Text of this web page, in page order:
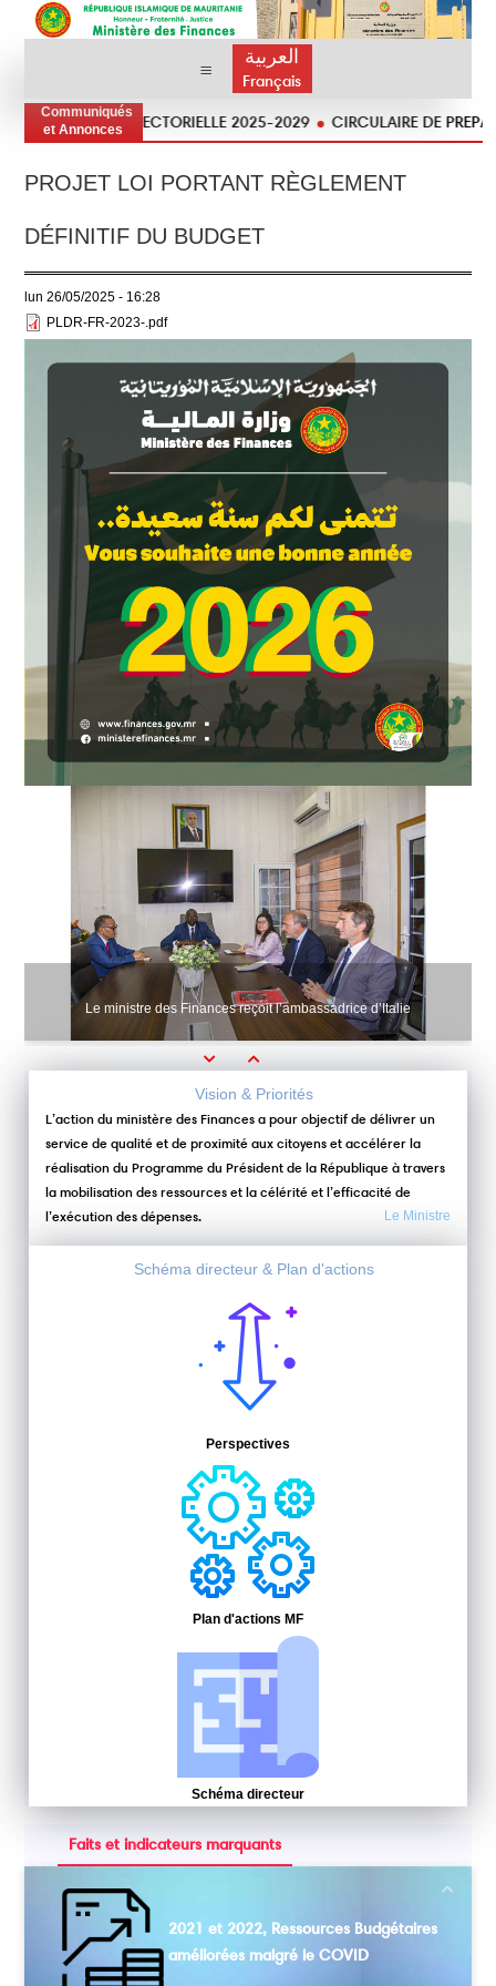
العربية
Français
Communiqués
et Annonces
STRATÉGIE SECTORIELLE 2025-2029 CIRCULAIRE DE
PROJET LOI PORTANT RÈGLEMENT
DÉFINITIF DU BUDGET
lun 26/05/2025 - 16:28
PLDR-FR-2023-.pdf
Le ministre des Finances reçoit l’ambassadrice d’Italie
Previous
Vision & Priorités
L’action du ministère des Finances a pour objectif de délivrer un
service de qualité et de proximité aux citoyens et accélérer la
réalisation du Programme du Président de la République à travers
la mobilisation des ressources et la célérité et l’efficacité de
l’exécution des dépenses.
Le Ministre
Schéma directeur & Plan d'actions
Perspectives
Plan d'actions MF
Schéma directeur
Faits et indicateurs marquants
2021 et 2022, Ressources Budgétaires
améliorées malgré le COVID